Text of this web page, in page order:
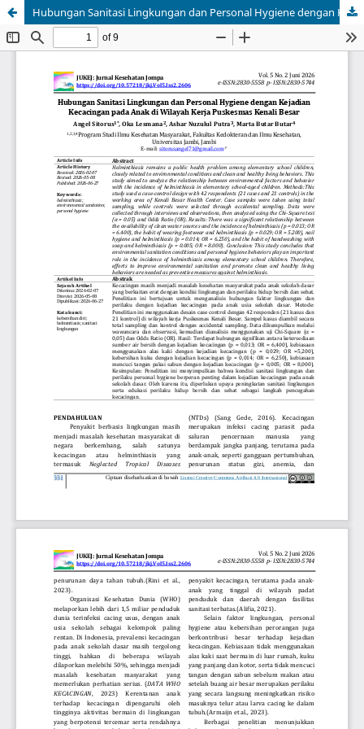
Hubungan Sanitasi Lingkungan dan Personal Hygiene dengan Kejadian Kecacingan pada Anak di Wilayah Kerja Puskesmas Kenali Besar